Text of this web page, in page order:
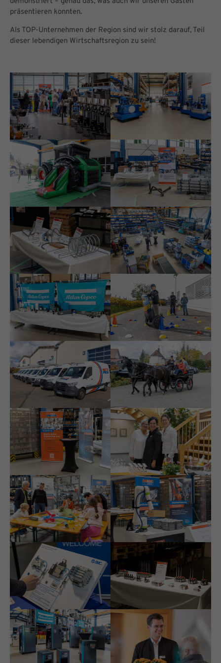
präsentieren konnten.
Als TOP-Unternehmen der Region sind wir stolz darauf, Teil
dieser lebendigen Wirtschaftsregion zu sein!